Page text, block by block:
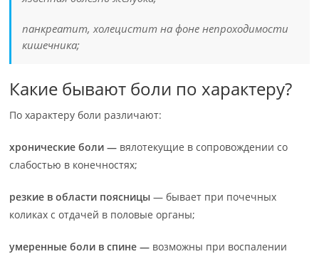
панкреатит, холецистит на фоне непроходимости
кишечника;
Какие бывают боли по характеру?
По характеру боли различают:
хронические боли — вялотекущие в сопровождении со
слабостью в конечностях;
резкие в области поясницы — бывает при почечных
коликах с отдачей в половые органы;
умеренные боли в спине — возможны при воспалении